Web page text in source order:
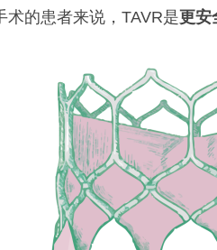
的患者来说，TAVR是更安